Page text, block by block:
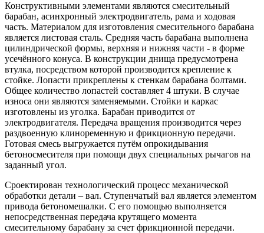
Конструктивными элементами являются смесительный
барабан, асинхронный электродвигатель, рама и ходовая
часть. Материалом для изготовления смесительного барабана
является листовая сталь. Средняя часть барабана выполнена
цилиндрической формы, верхняя и нижняя части - в форме
усечённого конуса. В конструкции днища предусмотрена
втулка, посредством которой производится крепление к
стойке. Лопасти прикреплены к стенкам барабана болтами.
Общее количество лопастей составляет 4 штуки. В случае
износа они являются заменяемыми. Стойки и каркас
изготовлены из уголка. Барабан приводится от
электродвигателя. Передача вращения производится через
раздвоенную клиноременную и фрикционную передачи.
Готовая смесь выгружается путём опрокидывания
бетоносмесителя при помощи двух специальных рычагов на
заданный угол.
Сроектирован технологический процесс механической
обработки детали – вал. Ступенчатый вал является элементом
привода бетономешалки. С его помощью выполняется
непосредственная передача крутящего момента
смесительному барабану за счет фрикционной передачи.